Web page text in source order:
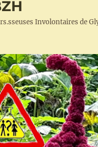
Involontaires de